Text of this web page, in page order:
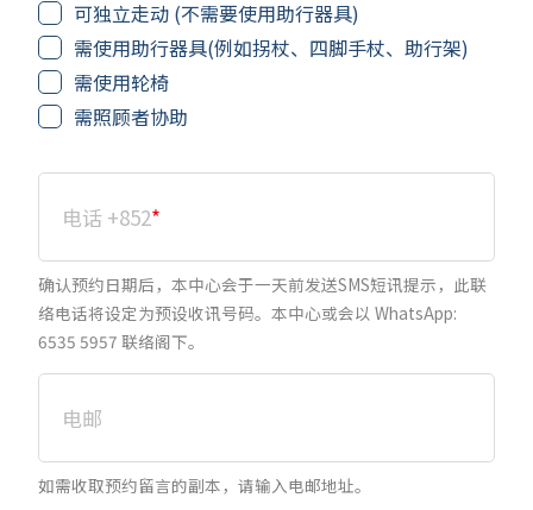
可独立走动 (不需要使用助行器具)
需使用助行器具(例如拐杖、四脚手杖、助行架)
需使用轮椅
需照顾者协助
电话 +852*
确认预约日期后，本中心会于一天前发送SMS短讯提示，此联
络电话将设定为预设收讯号码。本中心或会以 WhatsApp:
6535 5957 联络阁下。
电邮
如需收取预约留言的副本，请输入电邮地址。